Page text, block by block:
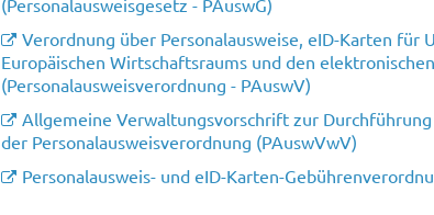
Verordnung über Personalausweise, eID-Karten für
Europäischen Wirtschaftsraums und den
(Personalausweisverordnung - PAuswV)
Allgemeine Verwaltungsvorschrift zur
der Personalausweisverordnung (PAuswVwV)
Personalausweis- und eID-Karten-